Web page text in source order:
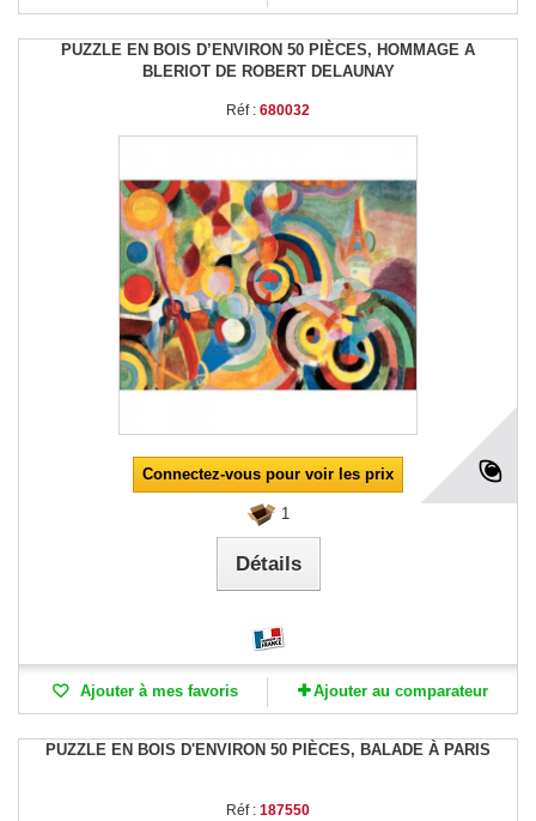
PUZZLE EN BOIS D’ENVIRON 50 PIÈCES, HOMMAGE A
BLERIOT DE ROBERT DELAUNAY
Réf : 680032
Connectez-vous pour voir les prix
1
Détails
Ajouter à mes favoris Ajouter au comparateur
PUZZLE EN BOIS D'ENVIRON 50 PIÈCES, BALADE À PARIS
Réf : 187550